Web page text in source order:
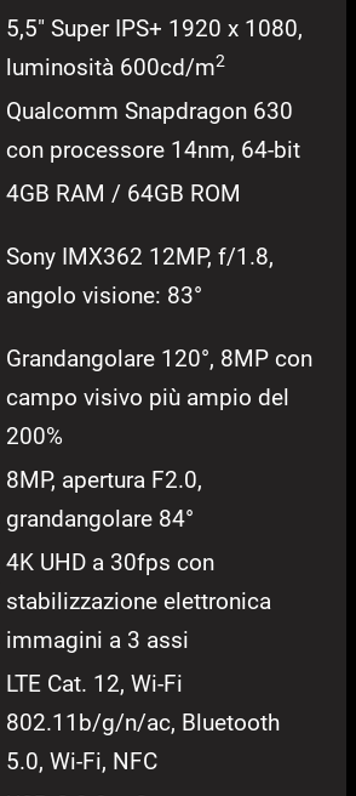
5,5″ Super IPS+ 1920 x 1080,
luminosità 600cd/m2
Qualcomm Snapdragon 630
con processore 14nm, 64-bit
4GB RAM / 64GB ROM
Sony IMX362 12MP, f/1.8,
angolo visione: 83°
Grandangolare 120°, 8MP con
campo visivo più ampio del
200%
8MP, apertura F2.0,
grandangolare 84°
4K UHD a 30fps con
stabilizzazione elettronica
immagini a 3 assi
LTE Cat. 12, Wi-Fi
802.11b/g/n/ac, Bluetooth
5.0, Wi-Fi, NFC